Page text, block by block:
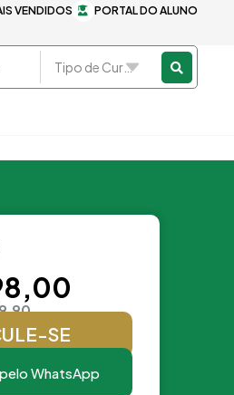
PORTAL DO ALUNO
VENDIDOS
SE
WhatsApp